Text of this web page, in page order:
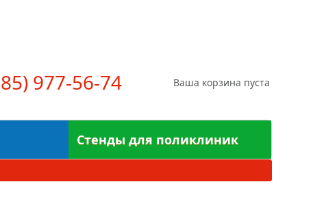
977-56-74 Ваша корзина пуста
Стенды для поликлиник